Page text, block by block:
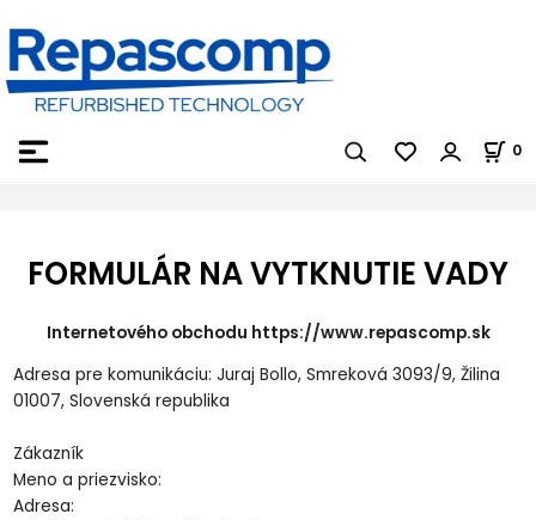
0
FORMULÁR NA VYTKNUTIE VADY
Internetového obchodu https://www.repascomp.sk
Adresa pre komunikáciu: Juraj Bollo, Smreková 3093/9, Žilina
01007, Slovenská republika
Zákazník
Meno a priezvisko:
Adresa: